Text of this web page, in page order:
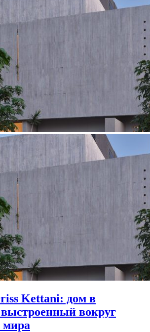
Kettani: дом в
вокруг
мира